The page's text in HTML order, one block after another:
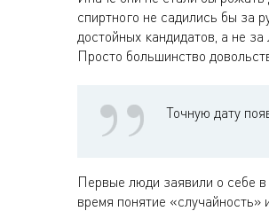
спиртного не садились бы за
достойных кандидатов, а не
Просто большинство
Точную дату
Первые люди заявили о себе в
время понятие